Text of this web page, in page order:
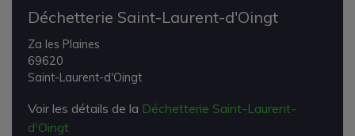
Déchetterie Saint-Laurent-d'Oingt
Za les Plaines
69620
Saint-Laurent-d'Oingt
Voir les détails de la Déchetterie Saint-Laurent-
d'Oingt